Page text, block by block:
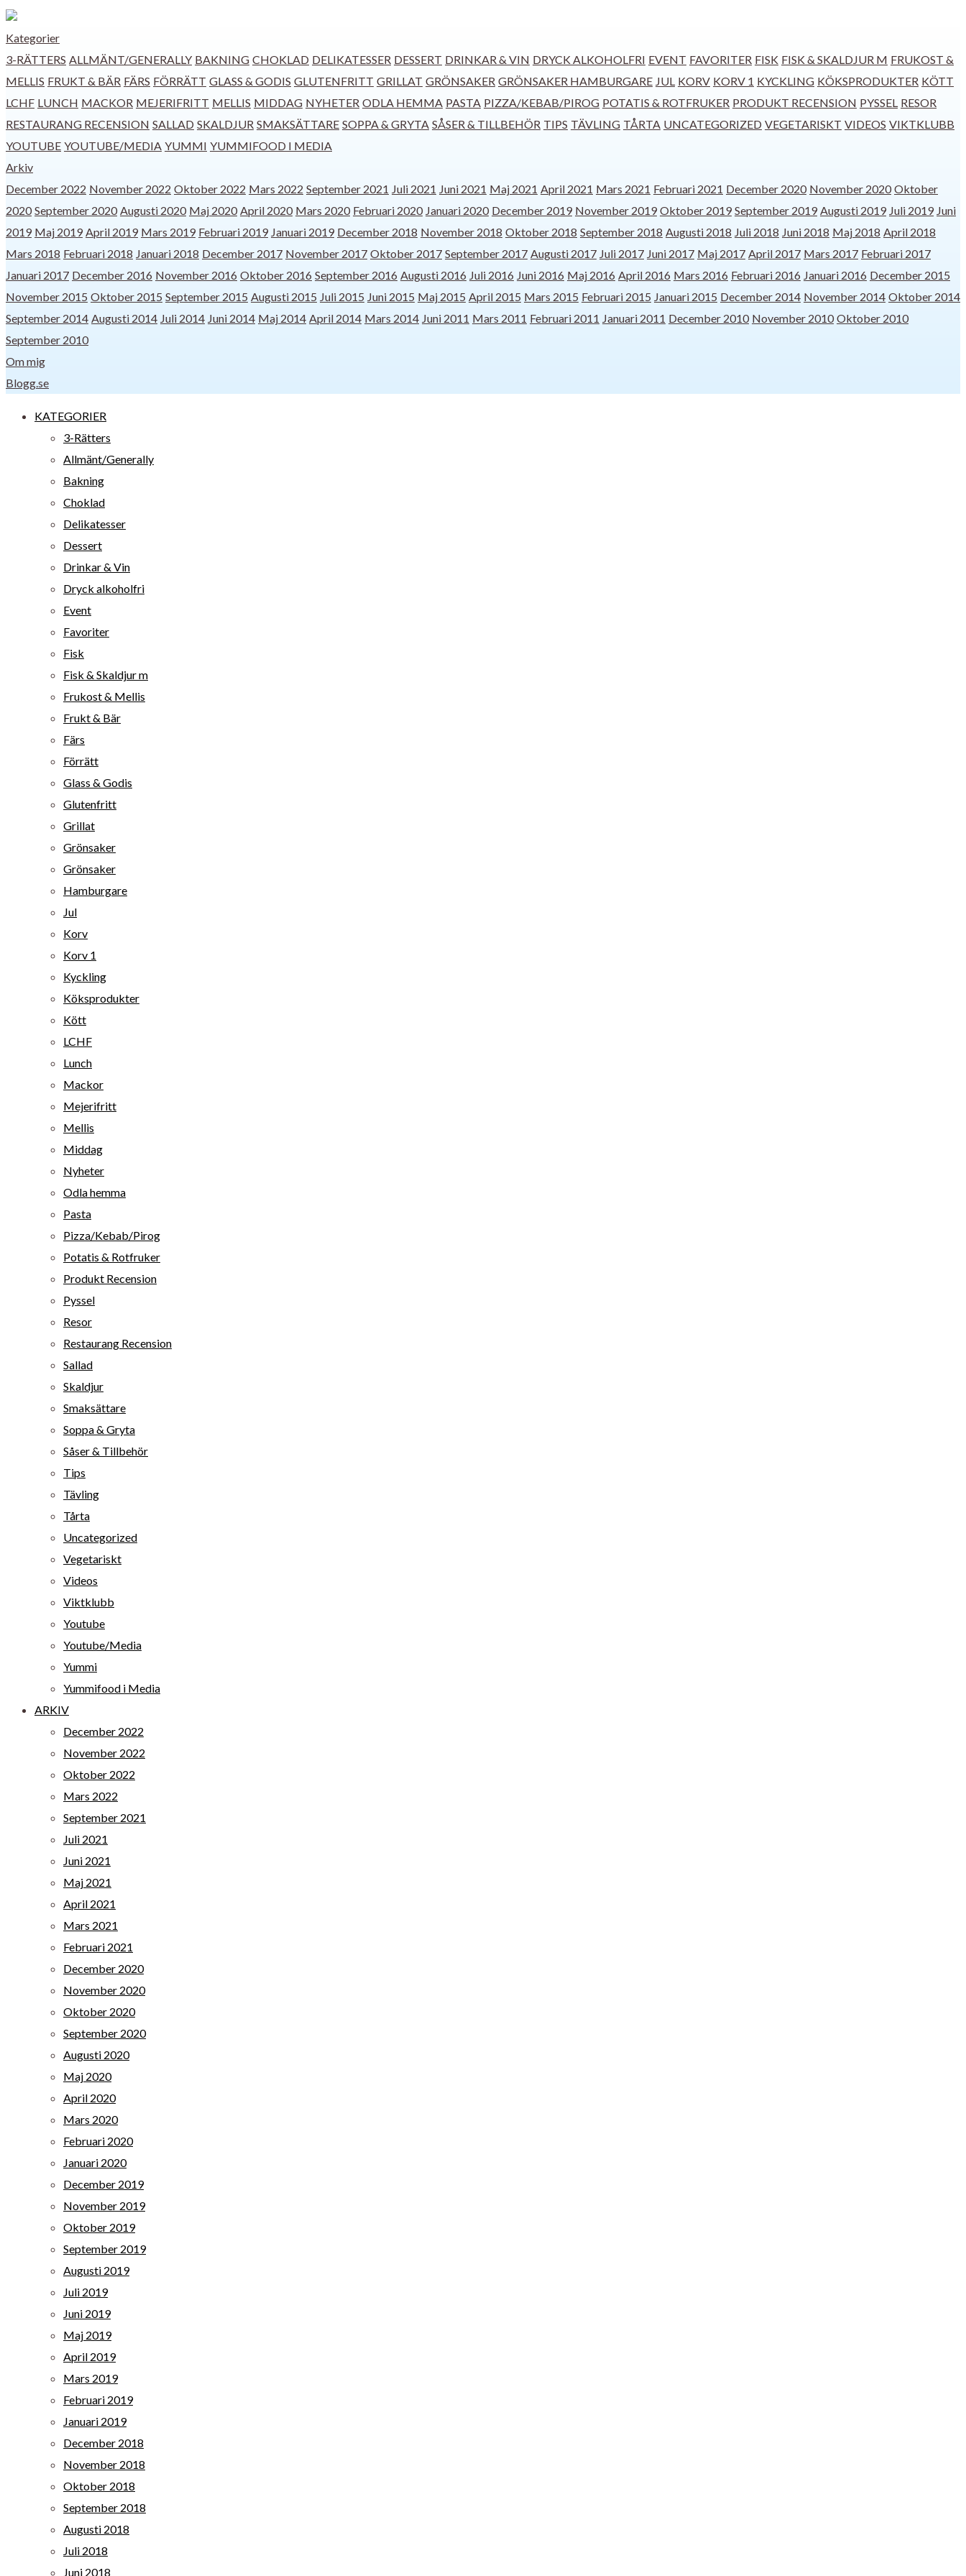
Kategorier
3-RÄTTERS ALLMÄNT/GENERALLY BAKNING CHOKLAD DELIKATESSER DESSERT DRINKAR & VIN DRYCK ALKOHOLFRI EVENT FAVORITER FISK FISK & SKALDJUR M FRUKOST &
MELLIS FRUKT & BÄR FÄRS FÖRRÄTT GLASS & GODIS GLUTENFRITT GRILLAT GRÖNSAKER GRÖNSAKER HAMBURGARE JUL KORV KORV 1 KYCKLING KÖKSPRODUKTER KÖTT
LCHF LUNCH MACKOR MEJERIFRITT MELLIS MIDDAG NYHETER ODLA HEMMA PASTA PIZZA/KEBAB/PIROG POTATIS & ROTFRUKER PRODUKT RECENSION PYSSEL RESOR
RESTAURANG RECENSION SALLAD SKALDJUR SMAKSÄTTARE SOPPA & GRYTA SÅSER & TILLBEHÖR TIPS TÄVLING TÅRTA UNCATEGORIZED VEGETARISKT VIDEOS VIKTKLUBB
YOUTUBE YOUTUBE/MEDIA YUMMI YUMMIFOOD I MEDIA
Arkiv
December 2022 November 2022 Oktober 2022 Mars 2022 September 2021 Juli 2021 Juni 2021 Maj 2021 April 2021 Mars 2021 Februari 2021 December 2020 November 2020 Oktober
2020 September 2020 Augusti 2020 Maj 2020 April 2020 Mars 2020 Februari 2020 Januari 2020 December 2019 November 2019 Oktober 2019 September 2019 Augusti 2019 Juli 2019 Juni
2019 Maj 2019 April 2019 Mars 2019 Februari 2019 Januari 2019 December 2018 November 2018 Oktober 2018 September 2018 Augusti 2018 Juli 2018 Juni 2018 Maj 2018 April 2018
Mars 2018 Februari 2018 Januari 2018 December 2017 November 2017 Oktober 2017 September 2017 Augusti 2017 Juli 2017 Juni 2017 Maj 2017 April 2017 Mars 2017 Februari 2017
Januari 2017 December 2016 November 2016 Oktober 2016 September 2016 Augusti 2016 Juli 2016 Juni 2016 Maj 2016 April 2016 Mars 2016 Februari 2016 Januari 2016 December 2015
November 2015 Oktober 2015 September 2015 Augusti 2015 Juli 2015 Juni 2015 Maj 2015 April 2015 Mars 2015 Februari 2015 Januari 2015 December 2014 November 2014 Oktober 2014
September 2014 Augusti 2014 Juli 2014 Juni 2014 Maj 2014 April 2014 Mars 2014 Juni 2011 Mars 2011 Februari 2011 Januari 2011 December 2010 November 2010 Oktober 2010
September 2010
Om mig
Blogg.se
KATEGORIER
3-Rätters
Allmänt/Generally
Bakning
Choklad
Delikatesser
Dessert
Drinkar & Vin
Dryck alkoholfri
Event
Favoriter
Fisk
Fisk & Skaldjur m
Frukost & Mellis
Frukt & Bär
Färs
Förrätt
Glass & Godis
Glutenfritt
Grillat
Grönsaker
Grönsaker
Hamburgare
Jul
Korv
Korv 1
Kyckling
Köksprodukter
Kött
LCHF
Lunch
Mackor
Mejerifritt
Mellis
Middag
Nyheter
Odla hemma
Pasta
Pizza/Kebab/Pirog
Potatis & Rotfruker
Produkt Recension
Pyssel
Resor
Restaurang Recension
Sallad
Skaldjur
Smaksättare
Soppa & Gryta
Såser & Tillbehör
Tips
Tävling
Tårta
Uncategorized
Vegetariskt
Videos
Viktklubb
Youtube
Youtube/Media
Yummi
Yummifood i Media
ARKIV
December 2022
November 2022
Oktober 2022
Mars 2022
September 2021
Juli 2021
Juni 2021
Maj 2021
April 2021
Mars 2021
Februari 2021
December 2020
November 2020
Oktober 2020
September 2020
Augusti 2020
Maj 2020
April 2020
Mars 2020
Februari 2020
Januari 2020
December 2019
November 2019
Oktober 2019
September 2019
Augusti 2019
Juli 2019
Juni 2019
Maj 2019
April 2019
Mars 2019
Februari 2019
Januari 2019
December 2018
November 2018
Oktober 2018
September 2018
Augusti 2018
Juli 2018
Juni 2018